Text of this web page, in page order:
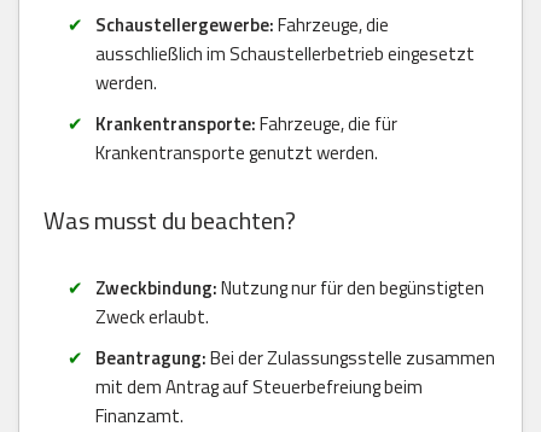
Schaustellergewerbe:Fahrzeuge, die
ausschließlich im Schaustellerbetrieb eingesetzt
werden.
Krankentransporte:Fahrzeuge, die für
Krankentransporte genutzt werden.
Was musst du beachten?
Zweckbindung:Nutzung nur für den begünstigten
Zweck erlaubt.
Beantragung:Bei der Zulassungsstelle zusammen
mit dem Antrag auf Steuerbefreiung beim
Finanzamt.